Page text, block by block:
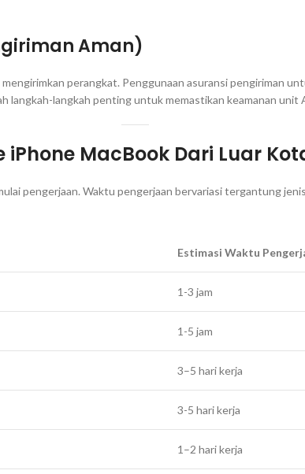
Aman)
perangkat. Penggunaan asuransi pengiriman
langkah-langkah penting untuk memastikan keamanan unit
iPhone MacBook Dari Luar
pengerjaan. Waktu pengerjaan bervariasi tergantung
Estimasi Waktu
1-3 jam
1-5 jam
3–5 hari kerja
3-5 hari kerja
1–2 hari kerja